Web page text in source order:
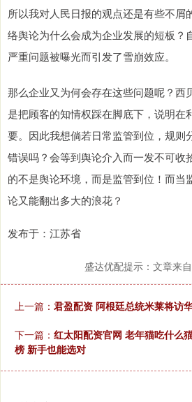
所以我对人民日报的观点还是有些不屑
络舆论为什么会成为企业发展的短板？
严重问题被曝光而引发了雪崩效应。
那么企业又为何会存在这些问题呢？西
是把顾客的知情权踩在脚底下，说明在
要。因此我想倘若日常监管到位，规则
错误吗？会等到舆论介入而一发不可收
的不是舆论环境，而是监管到位！而当
论又能翻出多大的浪花？
发布于：江苏省
盛达优配提示：文章来
上一篇： 君盈配资 阿根廷总统米莱将访
下一篇： 红太阳配资官网 老年猫吃什么
榜 新手也能选对